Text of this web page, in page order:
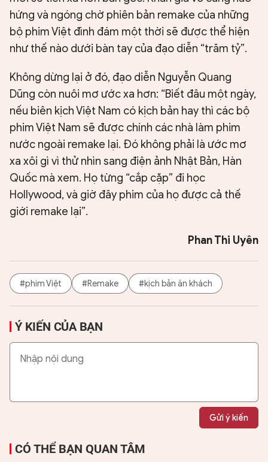
hứng và ngóng chờ phiên bản remake của những
bộ phim Việt đình đám một thời sẽ được thể hiện
như thế nào dưới bàn tay của đạo diễn “trăm tỷ”.
Không dừng lại ở đó, đạo diễn Nguyễn Quang
Dũng còn nuôi mơ ước xa hơn: “Biết đâu một ngày,
nếu biên kịch Việt Nam có kịch bản hay thì các bộ
phim Việt Nam sẽ được chính các nhà làm phim
nước ngoài remake lại. Đó không phải là ước mơ
xa xôi gì vì thử nhìn sang điện ảnh Nhật Bản, Hàn
Quốc mà xem. Họ từng “cắp cặp” đi học
Hollywood, và giờ đây phim của họ được cả thế
giới remake lại”.
Phan Thi Uyên
#phim Việt #Remake #kịch bản ăn khách
Ý KIẾN CỦA BẠN
Gửi ý kiến
CÓ THỂ BẠN QUAN TÂM